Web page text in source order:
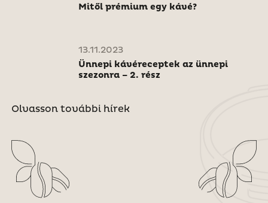
Mitől prémium egy kávé?
13.11.2023
Ünnepi kávéreceptek az ünnepi
szezonra – 2. rész
Olvasson további hírek